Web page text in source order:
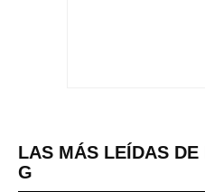
LAS MÁS LEÍDAS DE
G